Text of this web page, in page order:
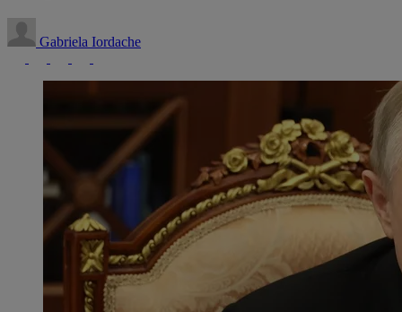
Gabriela Iordache